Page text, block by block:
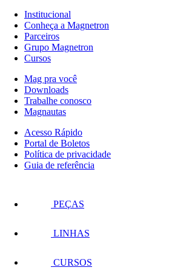
Institucional
Conheça a Magnetron
Parceiros
Grupo Magnetron
Cursos
Mag pra você
Downloads
Trabalhe conosco
Magnautas
Acesso Rápido
Portal de Boletos
Política de privacidade
Guia de referência
PEÇAS
LINHAS
CURSOS